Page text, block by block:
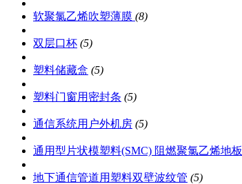
软聚氯乙烯吹塑薄膜 (8)
双层口杯 (5)
塑料储藏盒 (5)
塑料门窗用密封条 (5)
通信系统用户外机房 (5)
通用型片状模塑料(SMC) 阻燃聚氯乙烯地板
地下通信管道用塑料双壁波纹管 (5)